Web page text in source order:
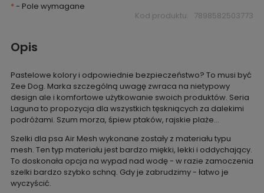
*- Pole wymagane
Kod produktu: 7898582503773
Opis
Pastelowe kolory i odpowiednie bezpieczeństwo? To musi być
Zee Dog. Marka szczególną uwagę zwraca na nietypowy
design ale i komfortowe użytkowanie swoich produktów. Seria
Laguna to propozycja dla wszystkich tęskniących za dalekimi
podróżami. Szum morza, śpiew ptaków, rajskie plaże...
Szelki dla psa Air Mesh wykonane zostały z materiału typu
mesh. Ten typ materiału jest bardzo miękki, lekki i oddychający.
To doskonała opcja na wypad nad wodę - w razie zamoczenia
szelki bardzo szybko schną. Gdy je zabrudzimy - łatwo je
wyczyścić.